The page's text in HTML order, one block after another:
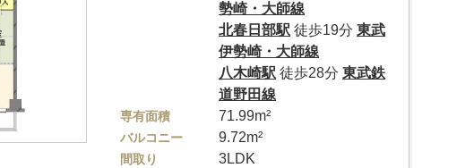
勢崎・大師線
北春日部駅 徒歩19分東武
伊勢崎・大師線
八木崎駅 徒歩28分東武鉄
道野田線
専有面積 71.99m²
バルコニー 9.72m²
間取り 3LDK